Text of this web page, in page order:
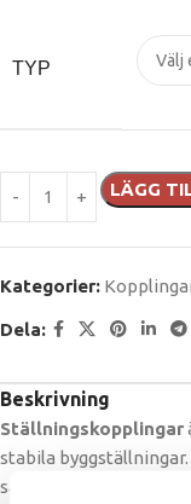
TYP
LÄGG
Kategorier:
Dela:
Beskrivning
Ställningskopplingar
stabila
sammanfoga rör eller